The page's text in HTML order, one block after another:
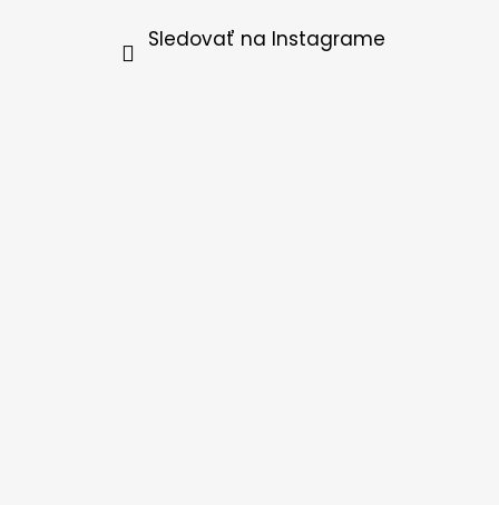
Sledovať na Instagrame